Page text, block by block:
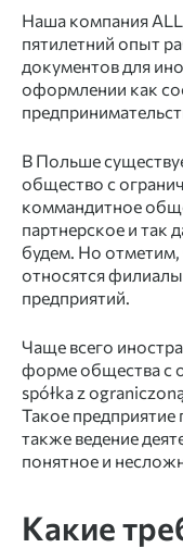
Наша компания
пятилетний опыт
документов для
оформлении как
В Польше
общество с
коммандитное
партнерское и так
будем. Но
относятся
предприятий.
Чаще всего
форме общества с
spółka z
Такое предприятие
также ведение
понятное и
Какие